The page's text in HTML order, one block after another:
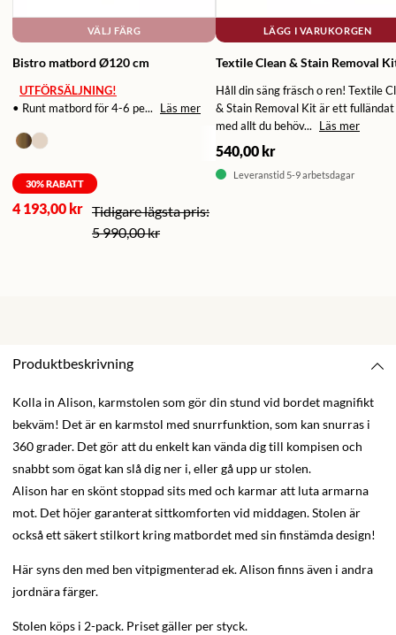
VÄLJ FÄRG
Bistro matbord Ø120 cm
UTFÖRSÄLJNING!
• Runt matbord för 4-6 pe...
Läs mer
30% RABATT
4 193,00 kr
5 990,00 kr
LÄGG I VARUKORGEN
Textile Clean & Stain Removal
Håll din säng fräsch o ren! Textile
& Stain Removal Kit är ett
med allt du behöv...
Läs mer
540,00 kr
Leveranstid 5-9 arbetsdagar
Produktbeskrivning
Kolla in Alison, karmstolen som gör din stund vid bordet magnifikt
bekväm! Det är en karmstol med snurrfunktion, som kan snurras i
360 grader. Det gör att du enkelt kan vända dig till kompisen och
snabbt som ögat kan slå dig ner i, eller gå upp ur stolen.
Alison har en skönt stoppad sits med och karmar att luta armarna
mot. Det höjer garanterat sittkomforten vid middagen. Stolen är
också ett säkert stilkort kring matbordet med sin finstämda design!
Här syns den med ben vitpigmenterad ek. Alison finns även i andra
jordnära färger.
Stolen köps i 2-pack. Priset gäller per styck.